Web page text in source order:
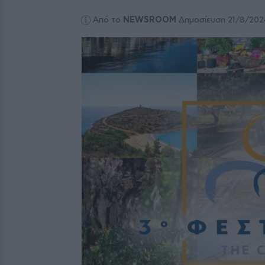
Από το NEWSROOM Δημοσίευση 21/8/